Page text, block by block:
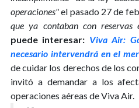
operaciones"el pasado 27 de
que ya contaban con reservas
puede interesar: Viva Air:
necesario intervendrá en el
de cuidar los derechos de los
invitó a demandar a los
operaciones aéreas de Viva Air.